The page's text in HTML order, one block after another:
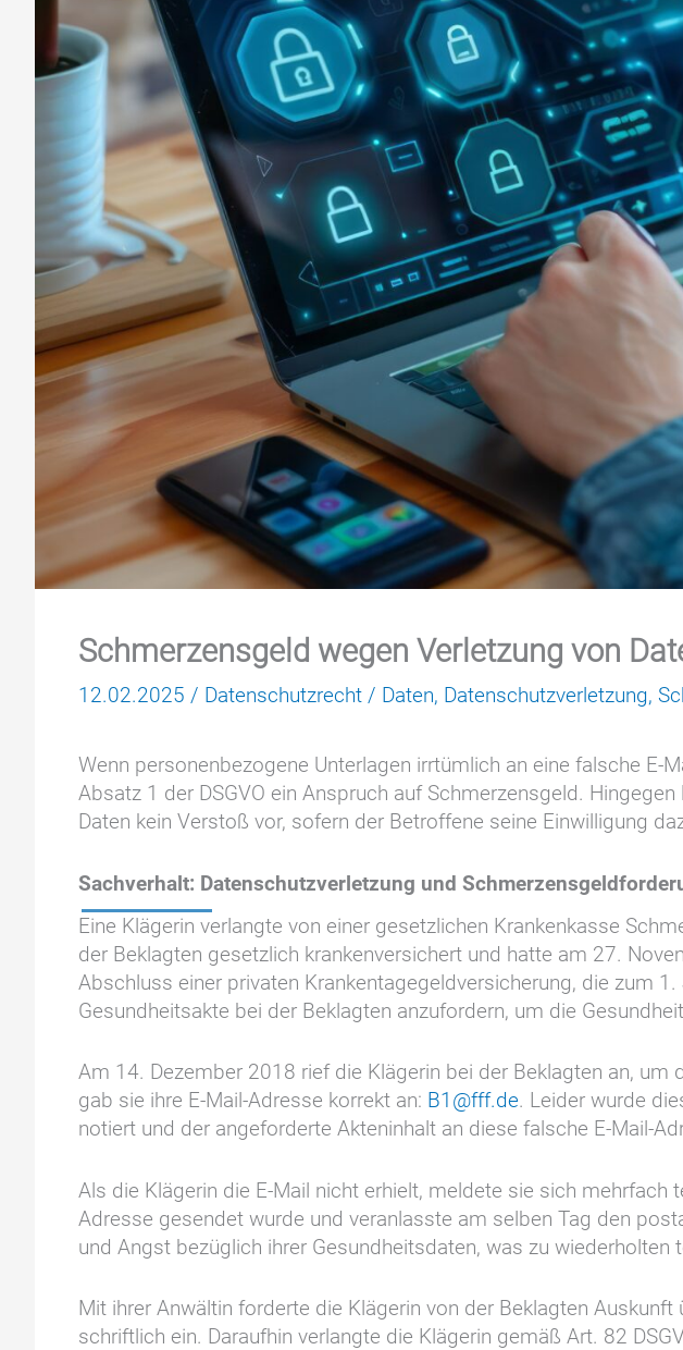
Schmerzensgeld wegen Verletzung von
12.02.2025 / Datenschutzrecht / Daten, Datenschutzverletzung,
Wenn personenbezogene Unterlagen irrtümlich an eine falsche
Absatz 1 der DSGVO ein Anspruch auf Schmerzensgeld.
Daten kein Verstoß vor, sofern der Betroffene seine Einwilligung
Sachverhalt: Datenschutzverletzung und
Eine Klägerin verlangte von einer gesetzlichen Krankenkasse
der Beklagten gesetzlich krankenversichert und hatte am 27.
Abschluss einer privaten Krankentagegeldversicherung, die zum
Gesundheitsakte bei der Beklagten anzufordern, um die
Am 14. Dezember 2018 rief die Klägerin bei der Beklagten an,
gab sie ihre E-Mail-Adresse korrekt an: B1@fff.de. Leider wurde
notiert und der angeforderte Akteninhalt an diese falsche E-Mail-
Als die Klägerin die E-Mail nicht erhielt, meldete sie sich
Adresse gesendet wurde und veranlasste am selben Tag den
und Angst bezüglich ihrer Gesundheitsdaten, was zu
Mit ihrer Anwältin forderte die Klägerin von der Beklagten
schriftlich ein. Daraufhin verlangte die Klägerin gemäß Art. 82